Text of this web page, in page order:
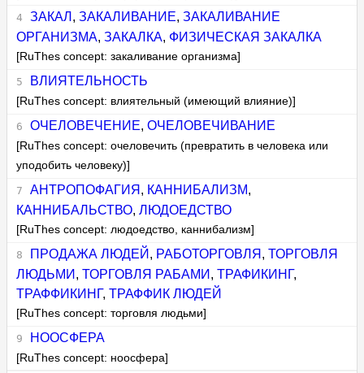
ЗАКАЛ , ЗАКАЛИВАНИЕ, ЗАКАЛИВАНИЕ
ОРГАНИЗМА,ЗАКАЛКА, ФИЗИЧЕСКАЯ ЗАКАЛКА
[RuThes concept: закаливание организма]
ВЛИЯТЕЛЬНОСТЬ
[RuThes concept: влиятельный (имеющий влияние)]
ОЧЕЛОВЕЧЕНИЕ, ОЧЕЛОВЕЧИВАНИЕ
[RuThes concept: очеловечить (превратить в человека или
уподобить человеку)]
АНТРОПОФАГИЯ , КАННИБАЛИЗМ,
КАННИБАЛЬСТВО,ЛЮДОЕДСТВО
[RuThes concept: людоедство, каннибализм]
ПРОДАЖА ЛЮДЕЙ , РАБОТОРГОВЛЯ , ТОРГОВЛЯ
ЛЮДЬМИ ,ТОРГОВЛЯ РАБАМИ ,ТРАФИКИНГ,
ТРАФФИКИНГ,ТРАФФИК ЛЮДЕЙ
[RuThes concept: торговля людьми]
НООСФЕРА
[RuThes concept: ноосфера]